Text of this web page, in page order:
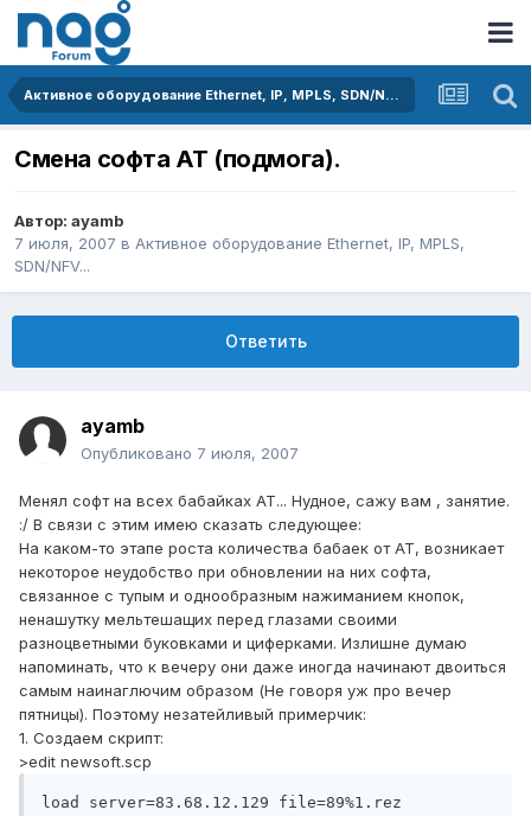
Активное оборудование Ethernet, IP, MPLS, SDN/NFV...
Смена софта AT (подмога).
Автор: ayamb
7 июля, 2007 в Активное оборудование Ethernet, IP, MPLS,
SDN/NFV...
Ответить
ayamb
Опубликовано 7 июля, 2007
Менял софт на всех бабайках AT... Нудное, сажу вам , занятие.
:/ В связи с этим имею сказать следующее:
На каком-то этапе роста количества бабаек от AT, возникает
некоторое неудобство при обновлении на них софта,
связанное с тупым и однообразным нажиманием кнопок,
ненашутку мельтешащих перед глазами своими
разноцветными буковками и циферками. Излишне думаю
напоминать, что к вечеру они даже иногда начинают двоиться
самым наинаглючим образом (Не говоря уж про вечер
пятницы). Поэтому незатейливый примерчик:
1. Создаем скрипт:
>edit newsoft.scp
load server=83.68.12.129 file=89%1.rez